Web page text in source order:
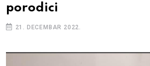
porodici
21. DECEMBAR 2022.